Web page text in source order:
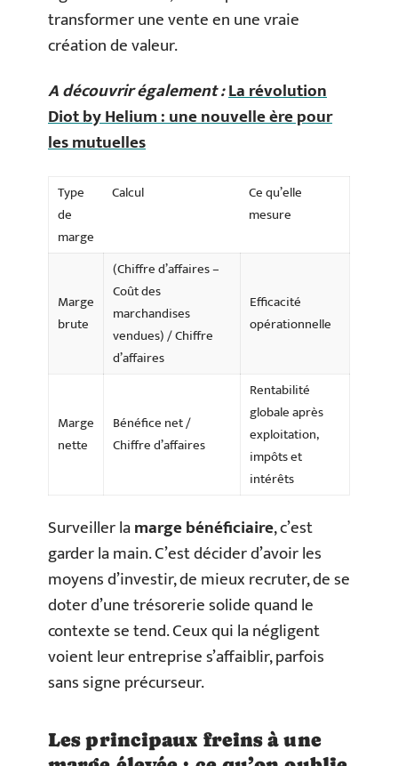
transformer une vente en une vraie
création de valeur.
A découvrir également :La révolution
Diot by Helium : une nouvelle ère pour
les mutuelles
Type
de
marge
Calcul
Ce qu’elle
mesure
Marge
brute
(Chiffre d’affaires –
Coût des
marchandises
vendues) / Chiffre
d’affaires
Efficacité
opérationnelle
Marge
nette
Bénéfice net /
Chiffre d’affaires
Rentabilité
globale après
exploitation,
impôts et
intérêts
Surveiller lamarge bénéficiaire, c’est
garder la main. C’est décider d’avoir les
moyens d’investir, de mieux recruter, de se
doter d’une trésorerie solide quand le
contexte se tend. Ceux qui la négligent
voient leur entreprise s’affaiblir, parfois
sans signe précurseur.
Les principaux freins à une